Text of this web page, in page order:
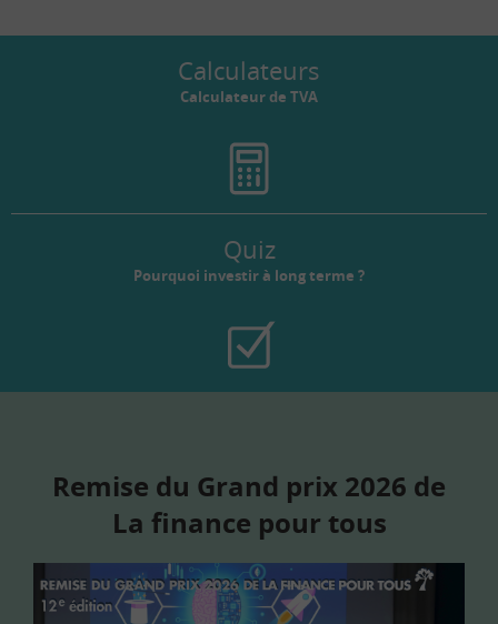
Calculateurs
Calculateur de TVA
Quiz
Pourquoi investir à long terme ?
Remise du Grand prix 2026 de
La finance pour tous